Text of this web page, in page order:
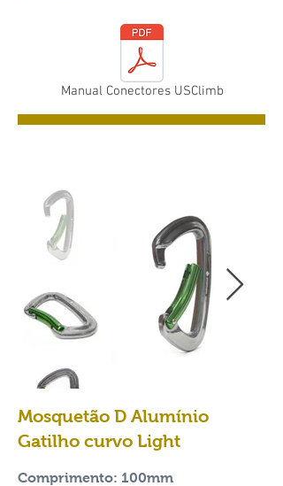
Manual Conectores USClimb
Mosquetão D Alumínio
Gatilho curvo Light
Comprimento: 100mm